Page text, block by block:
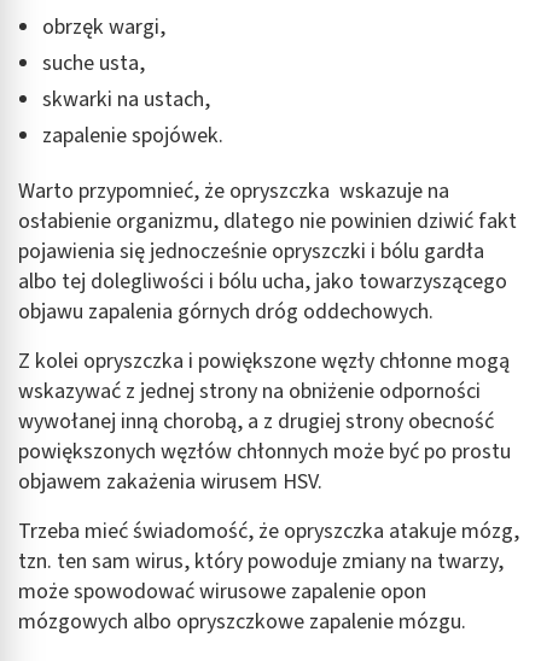
obrzęk wargi,
suche usta,
skwarki na ustach,
zapalenie spojówek.
Warto przypomnieć, że opryszczka wskazuje na
osłabienie organizmu, dlatego nie powinien dziwić fakt
pojawienia się jednocześnie opryszczki i bólu gardła
albo tej dolegliwości i bólu ucha, jako towarzyszącego
objawu zapalenia górnych dróg oddechowych.
Z kolei opryszczka i powiększone węzły chłonne mogą
wskazywać z jednej strony na obniżenie odporności
wywołanej inną chorobą, a z drugiej strony obecność
powiększonych węzłów chłonnych może być po prostu
objawem zakażenia wirusem HSV.
Trzeba mieć świadomość, że opryszczka atakuje mózg,
tzn. ten sam wirus, który powoduje zmiany na twarzy,
może spowodować wirusowe zapalenie opon
mózgowych albo opryszczkowe zapalenie mózgu.